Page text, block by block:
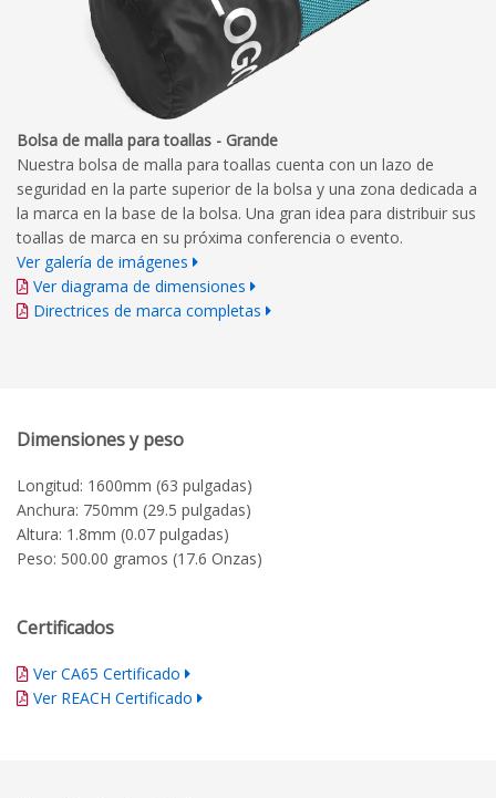
Bolsa de malla para toallas - Grande
Nuestra bolsa de malla para toallas cuenta con un lazo de
seguridad en la parte superior de la bolsa y una zona dedicada a
la marca en la base de la bolsa. Una gran idea para distribuir sus
toallas de marca en su próxima conferencia o evento.
Ver galería de imágenes
Ver diagrama de dimensiones
Directrices de marca completas
Dimensiones y peso
Longitud: 1600mm (63 pulgadas)
Anchura: 750mm (29.5 pulgadas)
Altura: 1.8mm (0.07 pulgadas)
Peso: 500.00 gramos (17.6 Onzas)
Certificados
Ver CA65 Certificado
Ver REACH Certificado